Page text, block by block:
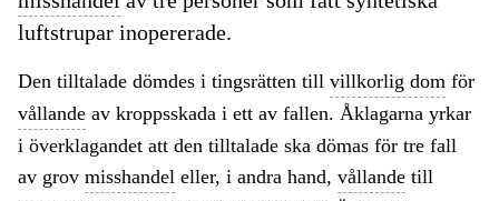
luftstrupar inopererade.
Den tilltalade dömdes i tingsrätten till villkorlig dom för
vållande av kroppsskada i ett av fallen. Åklagarna yrkar
i överklagandet att den tilltalade ska dömas för tre fall
av grov misshandel eller, i andra hand, vållande till